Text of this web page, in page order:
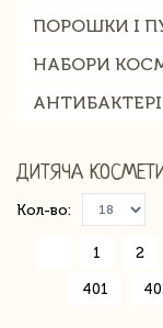
ПОРОШКИ І
НАБОРИ
ДИТЯЧА
Кол-во:
1 2
401